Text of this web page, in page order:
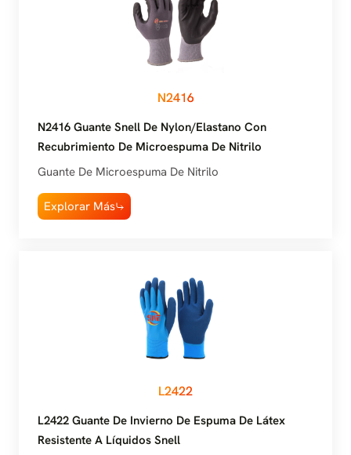
N2416
N2416 Guante Snell De Nylon/elastano Con
Recubrimiento De Microespuma De Nitrilo
Guante De Microespuma De Nitrilo
Explorar Más
L2422
L2422 Guante De Invierno De Espuma De Látex
Resistente A Líquidos Snell